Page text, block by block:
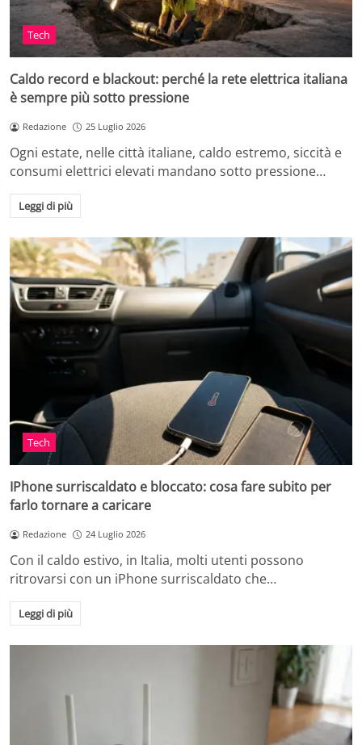
Tech
Caldo record e blackout: perché la rete elettrica italiana
è sempre più sotto pressione
Redazione 25 Luglio 2026
Ogni estate, nelle città italiane, caldo estremo, siccità e
consumi elettrici elevati mandano sotto pressione…
Leggi di più
Tech
IPhone surriscaldato e bloccato: cosa fare subito per
farlo tornare a caricare
Redazione 24 Luglio 2026
Con il caldo estivo, in Italia, molti utenti possono
ritrovarsi con un iPhone surriscaldato che…
Leggi di più